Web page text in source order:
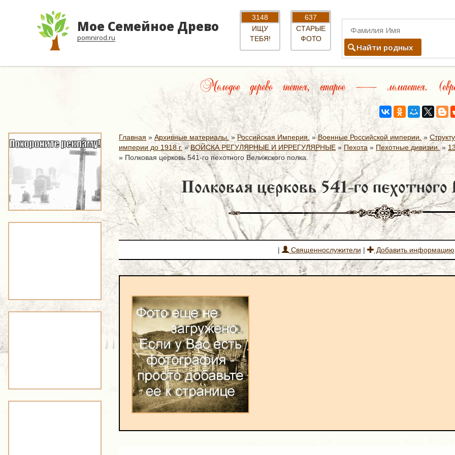
Мое Семейное Древо
pomnirod.ru
3148
ИЩУ
ТЕБЯ!
637
СТАРЫЕ
ФОТО
Найти родных
Молодое дерево гнется, старое — ломается.
Главная » Архивные материалы. »Российская Империя. »Военные Российской империи. »
империи до 1918 г.»ВОЙСКА РЕГУЛЯРНЫЕ И ИРРЕГУЛЯРНЫЕ » Пехота » Пехотные дивизии. »
» Полковая церковь 541-го пехотного Велижского полка.
Полковая церковь 541-го пехотного
| Священнослужители | Добавить информацию